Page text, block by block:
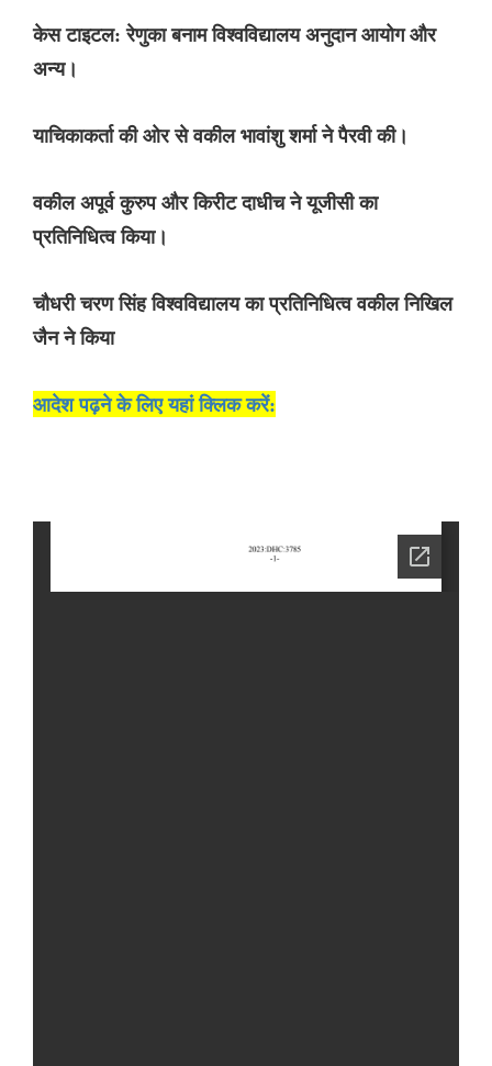
केस टाइटल: रेणुका बनाम विश्वविद्यालय अनुदान आयोग और
अन्य।
याचिकाकर्ता की ओर से वकील भावांशु शर्मा ने पैरवी की।
वकील अपूर्व कुरुप और किरीट दाधीच ने यूजीसी का
प्रतिनिधित्व किया।
चौधरी चरण सिंह विश्वविद्यालय का प्रतिनिधित्व वकील निखिल
जैन ने किया
आदेश पढ़ने के लिए यहां क्लिक करें: